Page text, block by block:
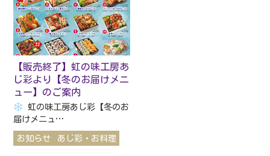
【販売終了】虹の味工房あ
じ彩より【冬のお届けメニ
ュー】のご案内
虹の味工房あじ彩【冬のお
届けメニュ…
お知らせ あじ彩・お料理